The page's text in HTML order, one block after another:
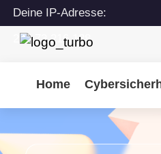
Deine IP-Adresse:
216.73.216.138
Home